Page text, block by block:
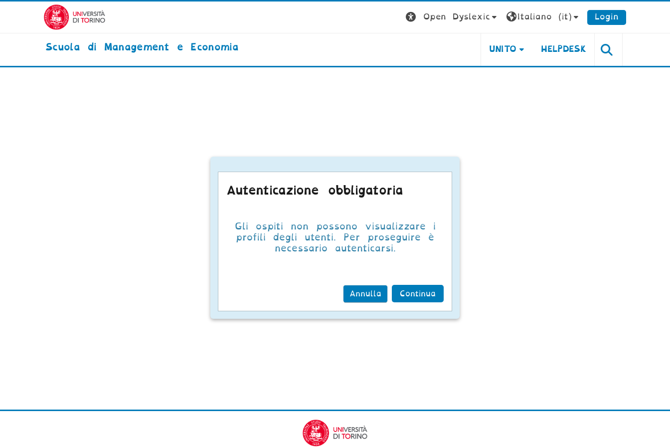
Vai al contenuto principale
Open Dyslexic
Italiano ‎(it)‎ Login
Scuola di Management e Economia UNITO HELPDESK
Autenticazione obbligatoria
Gli ospiti non possono visualizzare i
profili degli utenti. Per proseguire è
necessario autenticarsi.
Annulla Continua